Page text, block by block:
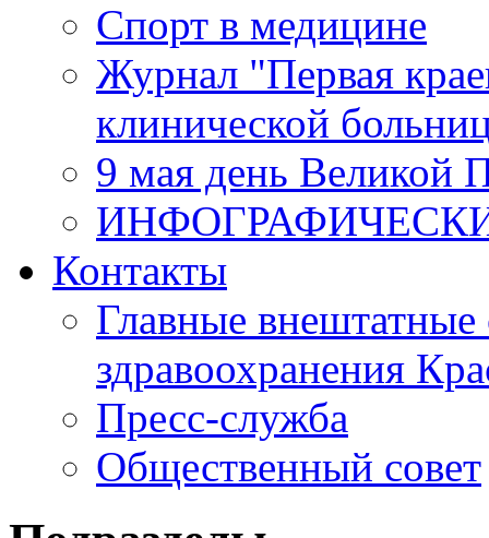
Спорт в медицине
Журнал "Первая
клинической
9 мая день Великой
Контакты
Главные внештатные
здравоохранения
Пресс-служба
Общественный совет